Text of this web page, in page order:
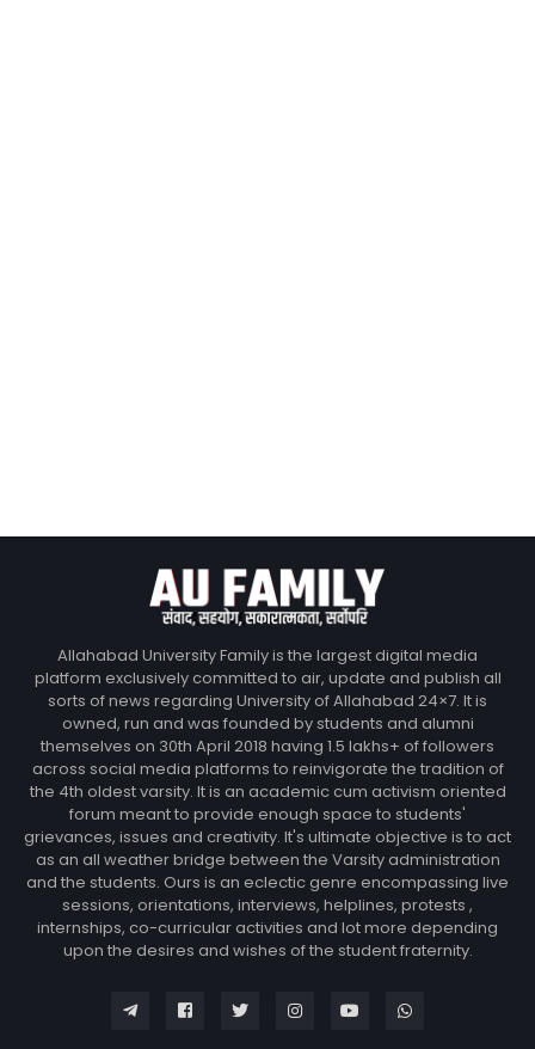
Allahabad University Family is the largest digital media
platform exclusively committed to air, update and publish all
sorts of news regarding University of Allahabad 24×7. It is
owned, run and was founded by students and alumni
themselves on 30th April 2018 having 1.5 lakhs+ of followers
across social media platforms to reinvigorate the tradition of
the 4th oldest varsity. It is an academic cum activism oriented
forum meant to provide enough space to students'
grievances, issues and creativity. It's ultimate objective is to act
as an all weather bridge between the Varsity administration
and the students. Ours is an eclectic genre encompassing live
sessions, orientations, interviews, helplines, protests ,
internships, co-curricular activities and lot more depending
upon the desires and wishes of the student fraternity.